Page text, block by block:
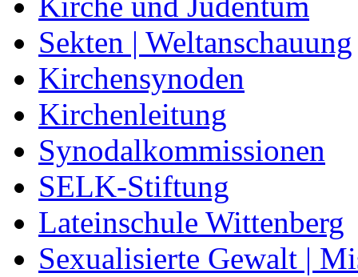
Sekten | Weltanschauung
Kirchensynoden
Kirchenleitung
Synodalkommissionen
SELK-Stiftung
Lateinschule Wittenberg
Sexualisierte Gewalt |